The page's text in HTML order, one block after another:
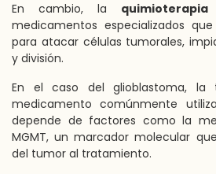
En cambio, la quimioterapia
medicamentos especializados
para atacar células tumorales,
y división.
En el caso del glioblastoma, la
medicamento comúnmente
depende de factores como la
MGMT, un marcador molecular
del tumor al tratamiento.